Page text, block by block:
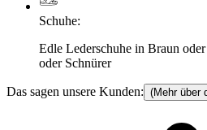
Schuhe:
Edle Lederschuhe in Braun
oder Schnürer
Das sagen unsere Kunden: (Mehr über